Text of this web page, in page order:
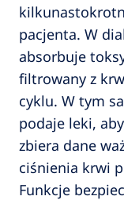
pacjenta. W
absorbuje
filtrowany z
cyklu. W tym
podaje leki,
zbiera dane
ciśnienia krwi
Funkcje